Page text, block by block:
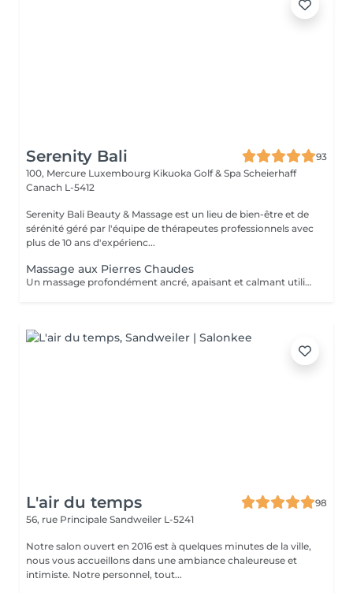
Serenity Bali
93
100, Mercure Luxembourg Kikuoka Golf & Spa Scheierhaff
Canach L-5412
Serenity Bali Beauty & Massage est un lieu de bien-être et de
sérénité géré par l'équipe de thérapeutes professionnels avec
plus de 10 ans d'expérienc...
Massage aux Pierres Chaudes
Un massage profondément ancré, apaisant et calmant utilisant des pierres de basalte chaudes pour libérer et apaiser les tensions et les douleurs musculaires.
L'air du temps
98
56, rue Principale Sandweiler L-5241
Notre salon ouvert en 2016 est à quelques minutes de la ville,
nous vous accueillons dans une ambiance chaleureuse et
intimiste. Notre personnel, tout...